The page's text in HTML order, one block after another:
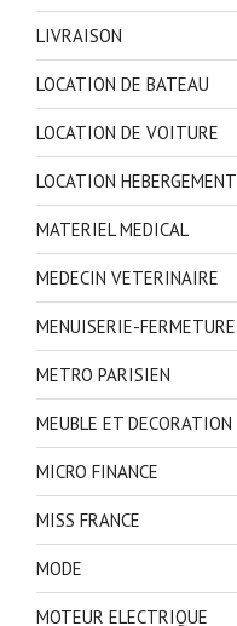
LIVRAISON
LOCATION DE BATEAU
LOCATION DE VOITURE
LOCATION HEBERGEMENT
MATERIEL MEDICAL
MEDECIN VETERINAIRE
MENUISERIE-FERMETURE
METRO PARISIEN
MEUBLE ET DECORATION
MICRO FINANCE
MISS FRANCE
MODE
MOTEUR ELECTRIQUE